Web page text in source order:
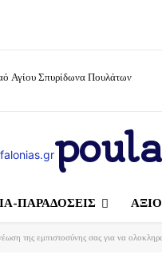
Αγίου Σπυρίδωνα Πουλάτων
ΠΑΡΑΔΟΣΕΙΣ
της εμπιστοσύνης σας για να